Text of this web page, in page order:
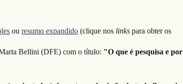
ouresumo expandido (clique nos links para obter os
Bellini (DFE) com o título: "O que é pesquisa e por